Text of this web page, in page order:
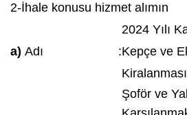
2-İhale konusu hizmet alımın
a) Adı :
2024 Yılı
Kepçe ve
Kiralanması
Şoför ve